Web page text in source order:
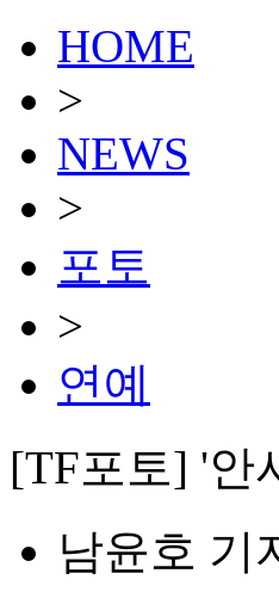
HOME
>
NEWS
>
포토
>
연예
[TF포토] '안
남윤호 기